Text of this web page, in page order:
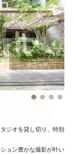
ジオを貸し切り、特別
ョン豊かな撮影が叶い